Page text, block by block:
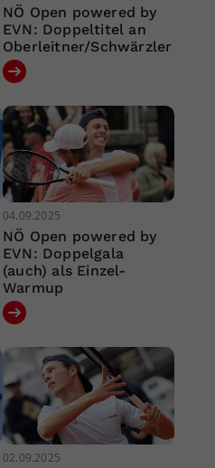
NÖ Open powered by
EVN: Doppeltitel an
Oberleitner/Schwärzler
04.09.2025
NÖ Open powered by
EVN: Doppelgala
(auch) als Einzel-
Warmup
02.09.2025